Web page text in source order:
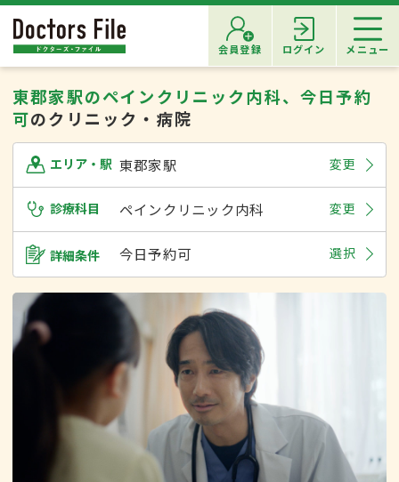
会員登録 ログイン メニュー
東郡家駅のペインクリニック内科、今日予約
可のクリニック・病院
エリア・駅 東郡家駅 変更
診療科目 ペインクリニック内科 変更
詳細条件 今日予約可 選択